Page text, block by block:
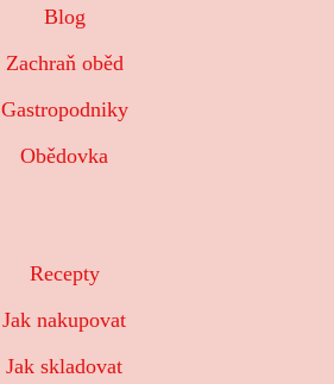
Blog
Zachraň oběd
Gastropodniky
Obědovka
Recepty
Jak nakupovat
Jak skladovat